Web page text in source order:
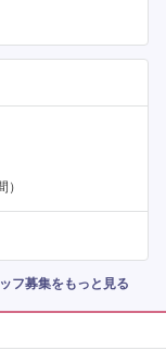
フ募集をもっと見る